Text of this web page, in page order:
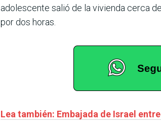
adolescente salió de la vivienda cerca
por dos horas.
Lea también: Embajada de Israel